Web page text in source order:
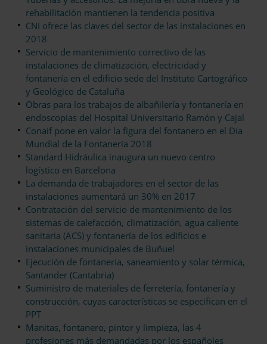
rehabilitación mantienen la tendencia positiva
CNI ofrece las claves del sector de las instalaciones en
2018
Servicio de mantenimiento correctivo de las
instalaciones de climatización, electricidad y
fontanería en el edificio sede del Instituto Cartográfico
y Geológico de Cataluña
Obras para los trabajos de albañilería y fontanería en
endoscopias del Hospital Universitario Ramón y Cajal
Conaif pone en valor la figura del fontanero en el Día
Mundial de la Fontanería 2018
Standard Hidráulica inaugura un nuevo centro
logístico en Barcelona
La demanda de trabajadores en el sector de las
instalaciones aumentará un 30% en 2017
Contratación del servicio de mantenimiento de los
sistemas de calefacción, climatización, agua caliente
sanitaria (ACS) y fontanería de los edificios e
instalaciones municipales de Buñuel
Ejecución de fontaneria, saneamiento y solar térmica,
Santander (Cantabria)
Suministro de materiales de ferretería, fontanería y
construcción, cuyas características se especifican en el
PPT
Manitas, fontanero, pintor y limpieza, las 4
profesiones más demandadas por los españoles